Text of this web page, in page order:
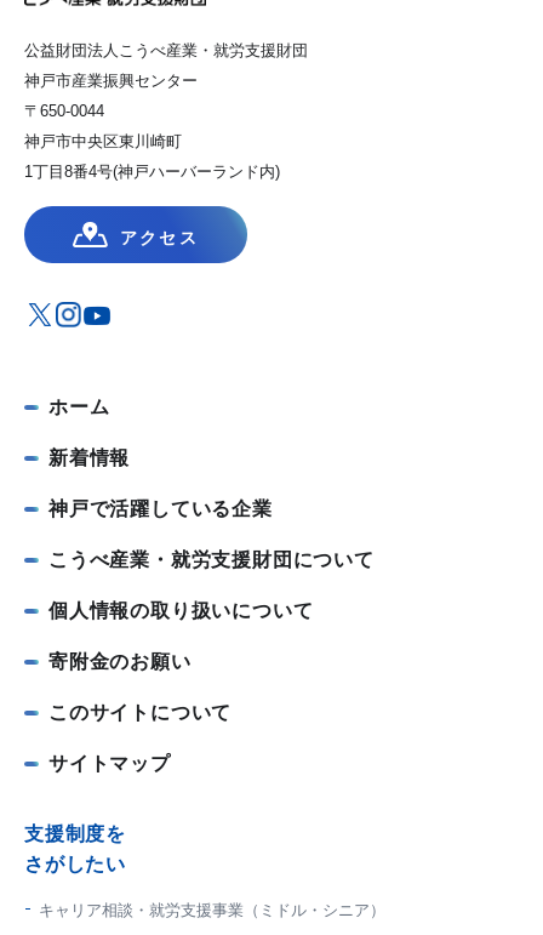
公益財団法人こうべ産業・就労支援財団
神戸市産業振興センター
〒650-0044
神戸市中央区東川崎町
1丁目8番4号(神戸ハーバーランド内)
アクセス
ホーム
新着情報
神戸で活躍している企業
こうべ産業・就労支援財団について
個人情報の取り扱いについて
寄附金のお願い
このサイトについて
サイトマップ
支援制度を
さがしたい
キャリア相談・就労支援事業（ミドル・シニア）